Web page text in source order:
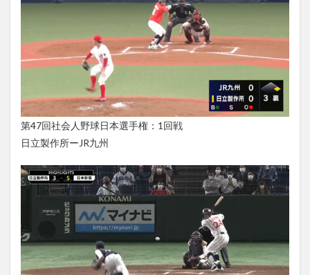
第47回社会人野球日本選手権：1回戦
日立製作所ーJR九州